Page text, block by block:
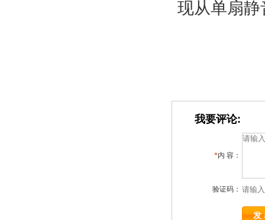
现从单扇
我要评论:
*内 容：
验证码：